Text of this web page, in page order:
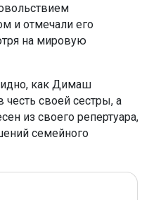
и отмечали его
на мировую
как Димаш
честь своей сестры, а
из своего репертуара,
семейного